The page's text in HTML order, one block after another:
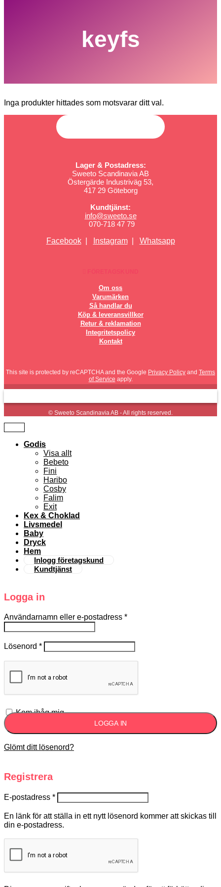
keyfs
Inga produkter hittades som motsvarar ditt val.
Lager & Postadress:
Sweeto Scandinavia AB
Östergärde Industriväg 53,
417 29 Göteborg
Kundtjänst:
info@sweeto.se
070-718 47 79
Facebook| Instagram| Whatsapp
Om oss
Varumärken
Så handlar du
Köp & leveransvillkor
Retur & reklamation
Integritetspolicy
Kontakt
This site is protected by reCAPTCHA and the Google Privacy Policy and Terms
of Service apply.
© Sweeto Scandinavia AB - All rights reserved.
Godis
Visa allt
Bebeto
Fini
Haribo
Cosby
Falim
Exit
Kex & Choklad
Livsmedel
Baby
Dryck
Hem
Inlogg företagskund
Kundtjänst
Logga in
Användarnamn eller e-postadress *
Lösenord *
Kom ihåg mig
LOGGA IN
Glömt ditt lösenord?
Registrera
E-postadress *
En länk för att ställa in ett nytt lösenord kommer att skickas till
din e-postadress.